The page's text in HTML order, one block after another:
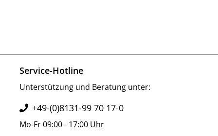
Service-Hotline
Unterstützung und Beratung unter:
+49-(0)8131-99 70 17-0
Mo-Fr 09:00 - 17:00 Uhr